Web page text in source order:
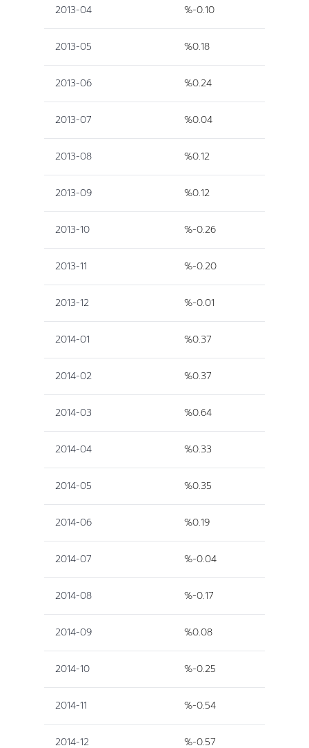
2013-04 %-0.10
2013-05 %0.18
2013-06 %0.24
2013-07 %0.04
2013-08 %0.12
2013-09 %0.12
2013-10 %-0.26
2013-11 %-0.20
2013-12 %-0.01
2014-01 %0.37
2014-02 %0.37
2014-03 %0.64
2014-04 %0.33
2014-05 %0.35
2014-06 %0.19
2014-07 %-0.04
2014-08 %-0.17
2014-09 %0.08
2014-10 %-0.25
2014-11 %-0.54
2014-12 %-0.57